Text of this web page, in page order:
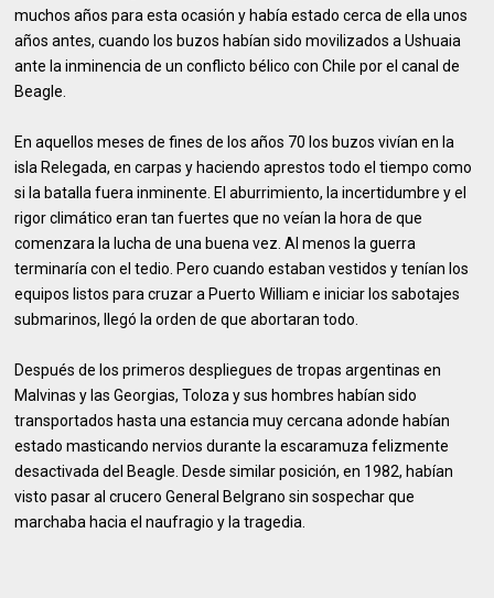
muchos años para esta ocasión y había estado cerca de ella unos
años antes, cuando los buzos habían sido movilizados a Ushuaia
ante la inminencia de un conflicto bélico con Chile por el canal de
Beagle.
En aquellos meses de fines de los años 70 los buzos vivían en la
isla Relegada, en carpas y haciendo aprestos todo el tiempo como
si la batalla fuera inminente. El aburrimiento, la incertidumbre y el
rigor climático eran tan fuertes que no veían la hora de que
comenzara la lucha de una buena vez. Al menos la guerra
terminaría con el tedio. Pero cuando estaban vestidos y tenían los
equipos listos para cruzar a Puerto William e iniciar los sabotajes
submarinos, llegó la orden de que abortaran todo.
Después de los primeros despliegues de tropas argentinas en
Malvinas y las Georgias, Toloza y sus hombres habían sido
transportados hasta una estancia muy cercana adonde habían
estado masticando nervios durante la escaramuza felizmente
desactivada del Beagle. Desde similar posición, en 1982, habían
visto pasar al crucero General Belgrano sin sospechar que
marchaba hacia el naufragio y la tragedia.